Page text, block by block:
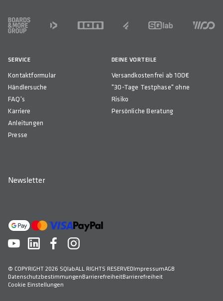
FOOTER
SERVICE
Kontaktformular
Händlersuche
FAQ's
Karriere
Anleitungen
Presse
DEINE VORTEILE
Versandkostenfrei ab 100€
"30-Tage Testphase" ohne
Risiko
Persönliche Beratung
Newsletter
© COPYRIGHT 2026 SQlabALL RIGHTS RESERVEDImpressumAGB
DatenschutzbestimmungenBarrierefreiheitBarrierefreiheit
Cookie Einstellungen